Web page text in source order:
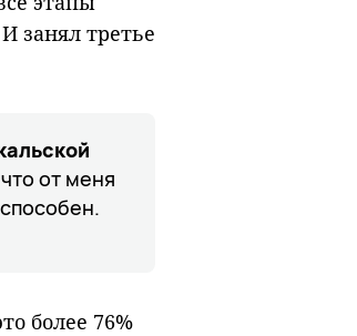
занял третье
от меня
более 76%